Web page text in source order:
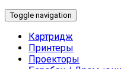
Toggle navigation
Картридж
Принтеры
Проекторы